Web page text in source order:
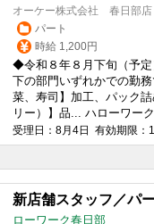
オーケー株式会社 春日部店
パート
時給 1,200円
◆令和８年８月下旬（予
下の部門いずれかでの勤
菜、寿司】加工、パック
リー）】品... ハローワー
受理日：8月4日 有効期限：
新店舗スタッフ／パ
ローワーク春日部